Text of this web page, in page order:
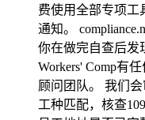
费使用全部专项工
通知。
你在做完自查后发
Workers' Comp有
顾问团队。 我们会
工种匹配，核查